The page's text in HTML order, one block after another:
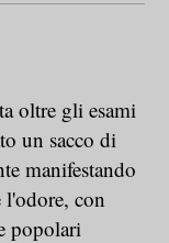
oltre gli esami
un sacco di
manifestando
con
popolari